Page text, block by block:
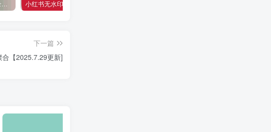
微信对话_聊天记录生成器_免费无限制
下一篇
【2025.7.29更新]